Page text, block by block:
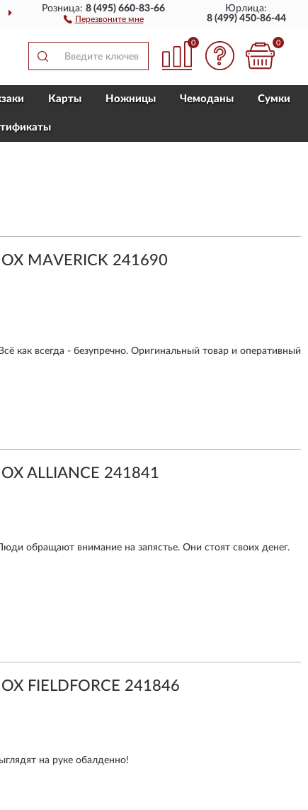
ПОЛНЫЙ
Розница:8 (495) 660-83-66
Перезвоните мне
Юрлица:
8 (499) 450-86-44
0 0
Карты Ножницы Чемоданы Сумки
MAVERICK 241690
как всегда - безупречно. Оригинальный товар и оперативный
ALLIANCE 241841
обращают внимание на запястье. Они стоят своих денег.
FIELDFORCE 241846
на руке обалденно!